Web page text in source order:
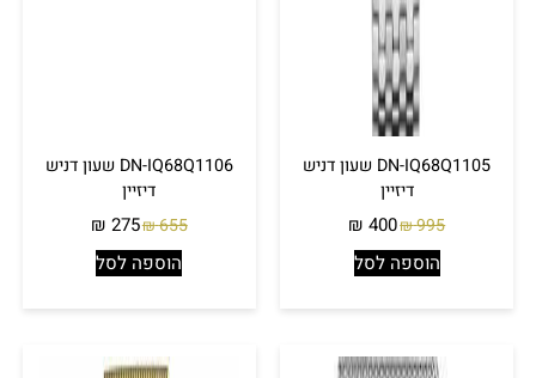
DN-IQ68Q1105 שעון דניש
דיזיין
995
₪
400
₪
הוספה לסל
DN-IQ68Q1106 שעון דניש
דיזיין
655
₪
275
₪
הוספה לסל